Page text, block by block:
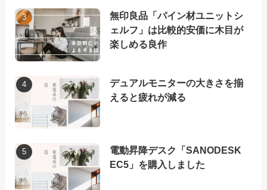
無印良品「パイン材ユニットシ
ェルフ」は比較的安価に木目が
楽しめる良作
デュアルモニターの大きさを揃
えると疲れが減る
電動昇降デスク「SANODESK
EC5」を購入しました